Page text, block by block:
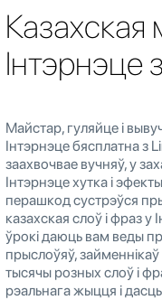
Казахская
Інтэрнэце
Майстар, гуляйце і
Інтэрнэце бясплатна з
заахвочвае вучняў, у
Інтэрнэце хутка і
перашкод сустрэўся
казахская слоў і фраз
ўрокі даюць вам веды
прыслоўяў,
тысячы розных слоў і
рэальнага жыцця і